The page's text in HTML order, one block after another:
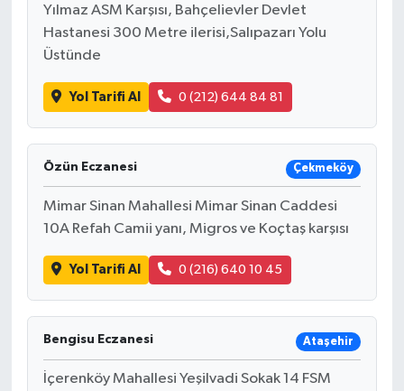
Yılmaz ASM Karşısı, Bahçelievler Devlet
Hastanesi 300 Metre ilerisi,Salıpazarı Yolu
Üstünde
Yol Tarifi Al 0 (212) 644 84 81
Özün Eczanesi Çekmeköy
Mimar Sinan Mahallesi Mimar Sinan Caddesi
10A Refah Camii yanı, Migros ve Koçtaş karşısı
Yol Tarifi Al 0 (216) 640 10 45
Bengisu Eczanesi Ataşehir
İçerenköy Mahallesi Yeşilvadi Sokak 14 FSM